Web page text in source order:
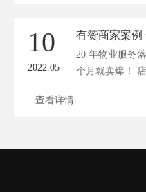
10
2022.05
有赞商家案例
20 年物业服务
个月就卖爆！
查看详情